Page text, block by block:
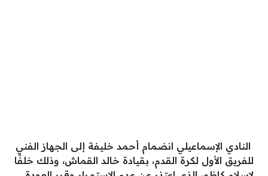
النادي الإسماعيلي انضمام أحمد خليفة إلى الجهاز الفني
للفريق الأول لكرة القدم، بقيادة خالد القماش، وذلك خلفًا